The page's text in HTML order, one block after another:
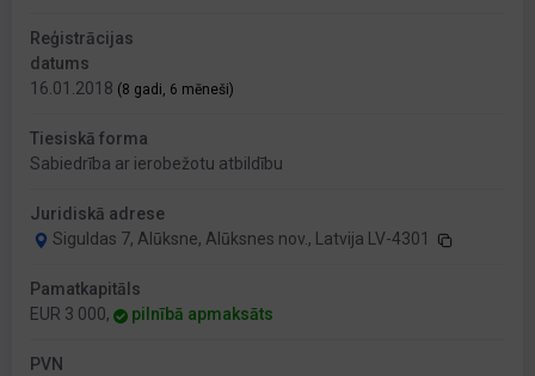
Reģistrācijas
datums
16.01.2018 (8 gadi, 6 mēneši)
Tiesiskā forma
Sabiedrība ar ierobežotu atbildību
Juridiskā adrese
Siguldas 7, Alūksne, Alūksnes nov., Latvija LV-4301
Pamatkapitāls
EUR 3 000,
pilnībā apmaksāts
PVN